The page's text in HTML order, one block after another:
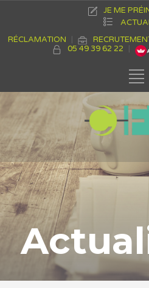
JE ME
RÉCLAMATION
05 49 39 62 22